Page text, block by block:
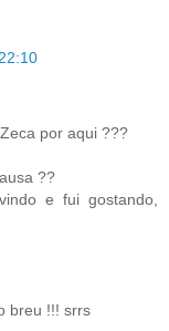
por aqui ???
??
e fui gostando,
breu !!! srrs